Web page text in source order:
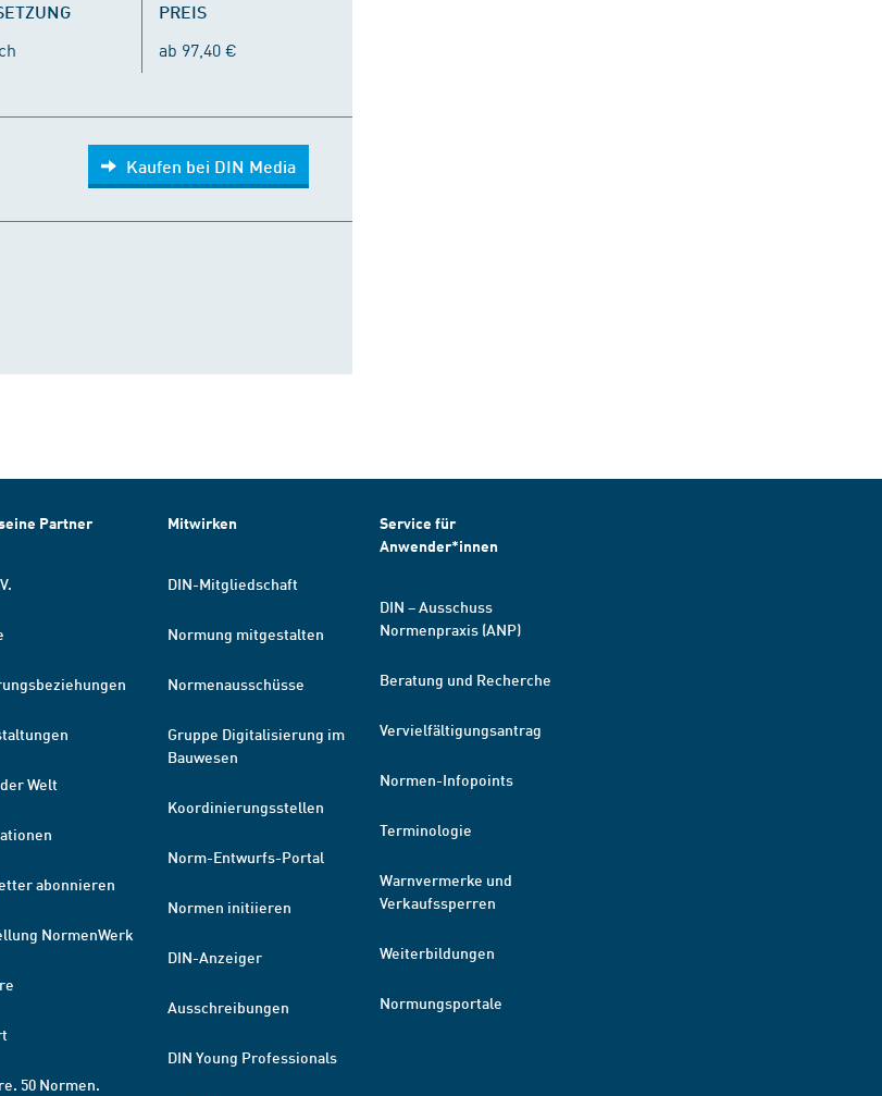
PREIS
ab 97,40 €
Kaufen bei DIN Media
Partner
Welt
abonnieren
NormenWerk
50 Normen.
Mitwirken
DIN-Mitgliedschaft
Normung mitgestalten
Normenausschüsse
Gruppe Digitalisierung im
Bauwesen
Koordinierungsstellen
Norm-Entwurfs-Portal
Normen initiieren
DIN-Anzeiger
Ausschreibungen
DIN Young Professionals
Service für
Anwender*innen
DIN – Ausschuss
Normenpraxis (ANP)
Beratung und Recherche
Vervielfältigungsantrag
Normen-Infopoints
Terminologie
Warnvermerke und
Verkaufssperren
Weiterbildungen
Normungsportale